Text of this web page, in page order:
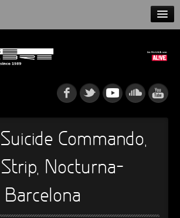
Commando,
Nocturna-
Barcelona